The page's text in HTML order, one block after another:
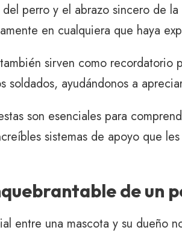
perro y el abrazo sincero de
en cualquiera que haya
sirven como
soldados, ayudándonos a
son esenciales para
sistemas de apoyo que
de un
entre una mascota y su